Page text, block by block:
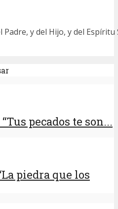
Padre, y del Hijo, y del Espíritu
pecados te son...
piedra que los